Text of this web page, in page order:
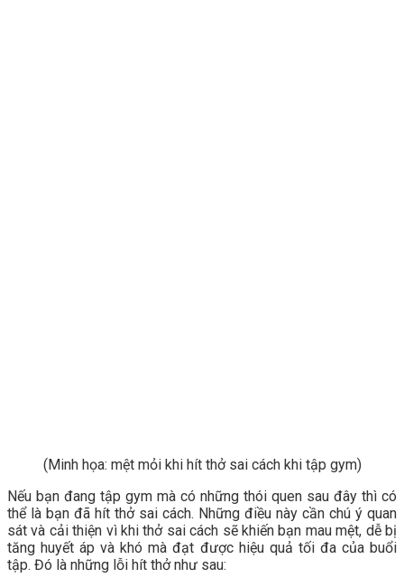
(Minh họa: mệt mỏi khi hít thở sai cách khi tập gym)
Nếu bạn đang tập gym mà có những thói quen sau đây thì có
thể là bạn đã hít thở sai cách. Những điều này cần chú ý quan
sát và cải thiện vì khi thở sai cách sẽ khiến bạn mau mệt, dễ bị
tăng huyết áp và khó mà đạt được hiệu quả tối đa của buổi
tập. Đó là những lỗi hít thở như sau: